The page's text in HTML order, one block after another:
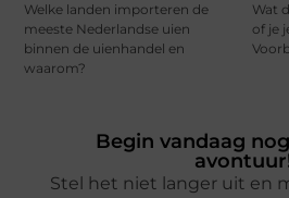
Welke landen importeren de
meeste Nederlandse uien
binnen de uienhandel en
waarom?
Wat
of je
Begin vandaag
Stel het niet langer uit en